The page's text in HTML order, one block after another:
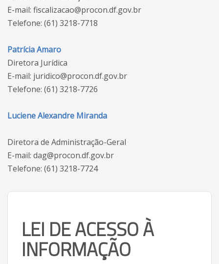
E-mail: fiscalizacao@procon.df.gov.br
Telefone: (61) 3218-7718
Patrícia Amaro
Diretora Jurídica
E-mail: juridico@procon.df.gov.br
Telefone: (61) 3218-7726
Luciene Alexandre Miranda
Diretora de Administração-Geral
E-mail: dag@procon.df.gov.br
Telefone: (61) 3218-7724
LEI DE ACESSO À
INFORMAÇÃO